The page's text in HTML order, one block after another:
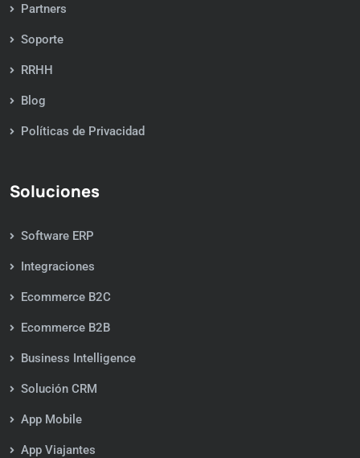
Partners
Soporte
RRHH
Blog
Políticas de Privacidad
Soluciones
Software ERP
Integraciones
Ecommerce B2C
Ecommerce B2B
Business Intelligence
Solución CRM
App Mobile
App Viajantes